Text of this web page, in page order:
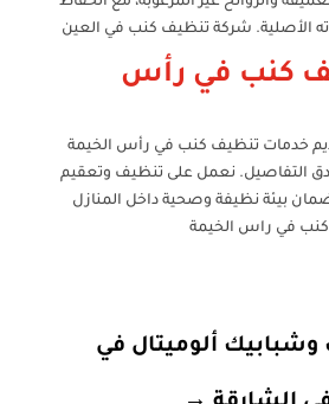
الأصلية. شركة تنظيف كنب في العين
كنب في رأس
خدمات تنظيف كنب في رأس الخيمة
بأدق التفاصيل. نعمل على تنظيف وتعقيم
بيئة نظيفة وصحية داخل المنازل
في راس الخيمة
وشبابيك ألوميتال في